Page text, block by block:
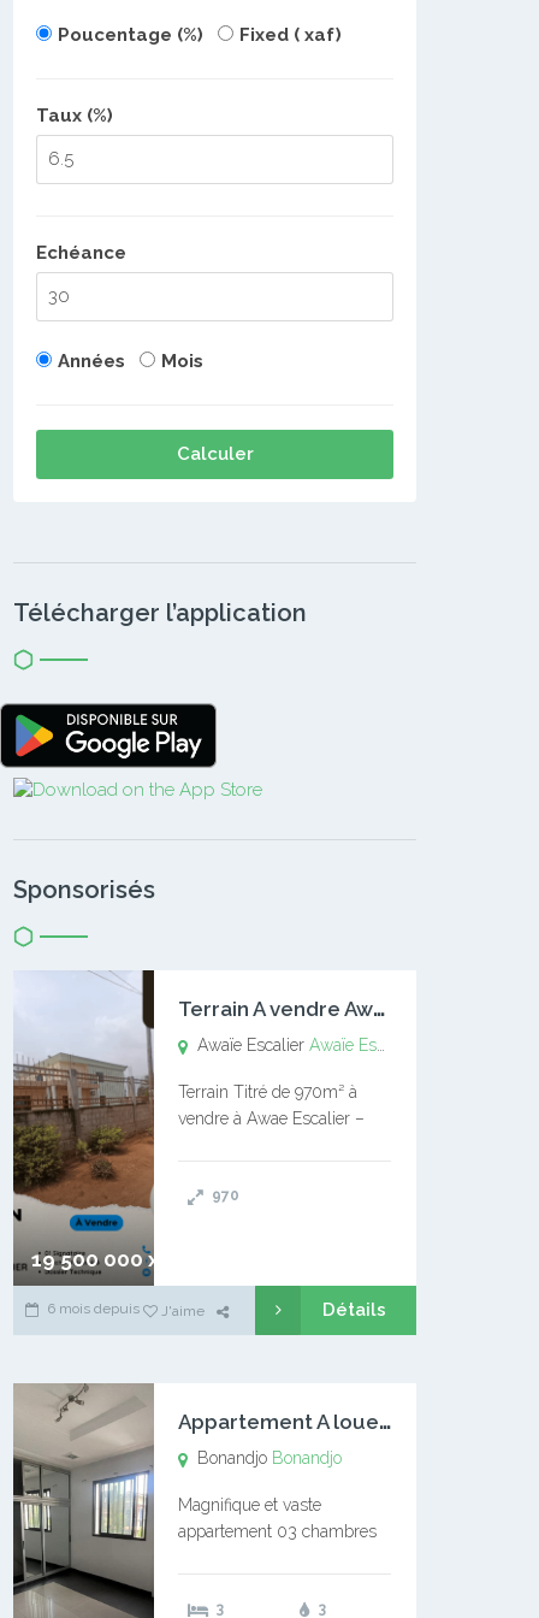
Poucentage (%) Fixed ( xaf)
Taux (%)
Echéance
Années Mois
Calculer
Télécharger l’application
Sponsorisés
19 500 000 xaf
T
errain A vendre Awaïe Escalier
Awaïe EscalierAwaïe Escalier
Terrain Titré de 970m² à
vendre à Awae Escalier –
l’Université Catholique –
970
6 mois depuis J'aime Détails
A
ppartement A louer Bonandjo
Bonandjo Bonandjo
Magnifique et vaste
appartement 03 chambres
douches 01 vaste salon 01
3
3